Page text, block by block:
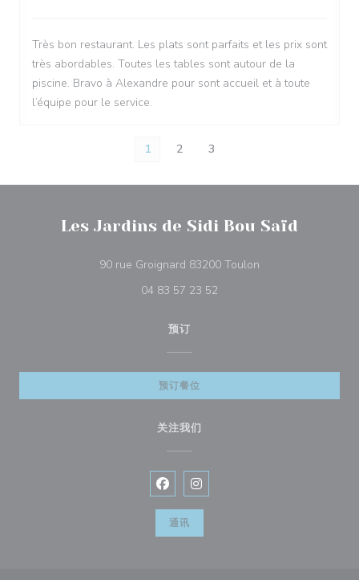
Très bon restaurant. Les plats sont parfaits et les prix sont
très abordables. Toutes les tables sont autour de la
piscine. Bravo à Alexandre pour sont accueil et à toute
l’équipe pour le service.
1 2 3
Les Jardins de Sidi Bou Saïd
90 rue Groignard 83200 Toulon
04 83 57 23 52
预订
预订餐位
关注我们
Facebook ((在新窗口中打开))
Instagram ((在新窗口中打开))
通讯